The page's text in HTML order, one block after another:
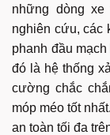
những dòng
nghiên cứu, các
phanh đầu
đó là hệ thống
cường chắc
móp méo tốt
an toàn tối đa